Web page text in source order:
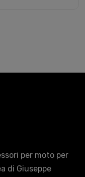
per moto per
di Giuseppe